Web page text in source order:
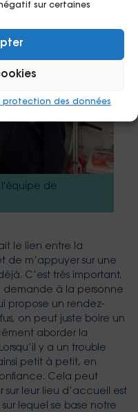
sur certaines
protection des données
de
le lien entre la
de m’appuyer sur une
C’est très important.
demande à la personne
propose un rendez-
on peut juste boire un
aborder la
y a un trouble
petit à petit, en
Cela peut
sur leur lieu d’accueil est
sur lequel se base notre